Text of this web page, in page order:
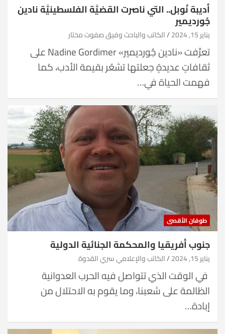
أديبة نُوبل.. التي ناصرت القضيَّة الفلسطينيَّة نادين
جُورديمير
يناير 15, 2024 الكاتب والباحث وفيق صفوت مختار
تعرَّفت «نادين جُورديمير» Nadine Gordimer على
ثقافاتٍ عديدةٍ جعلتها تشعُر بقيمة الأدب، كما
فهمت الحياة في…
طوفان الأقصى
جنوب أفريقيا والمحكمة الجنائية الدولية
يناير 15, 2024 الكاتب والإعلامي سري القدوة
في الوقت الذي تتواصل فيه الحرب العدوانية
الظالمة على شعبنا، وما يقوم به الاحتلال من
إبادة…